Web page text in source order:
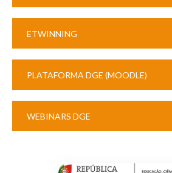
ETWINNING
PLATAFORMA DGE (MOODLE)
WEBINARS DGE